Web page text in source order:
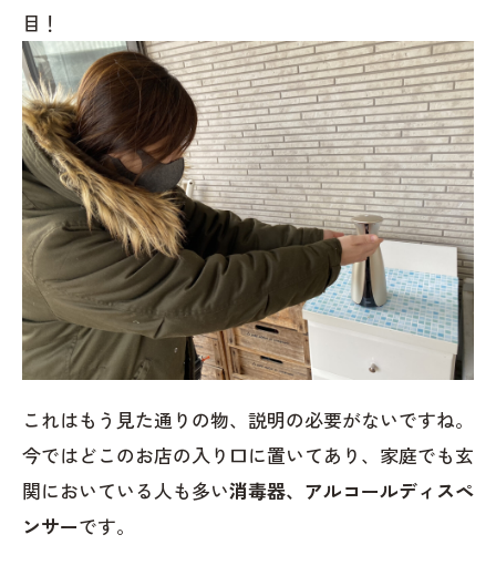
目！
これはもう見た通りの物、説明の必要がないですね。
今ではどこのお店の入り口に置いてあり、家庭でも玄
関においている人も多い消毒器、アルコールディスペ
ンサーです。